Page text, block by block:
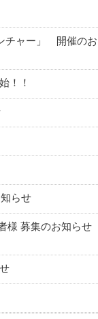
チャー」 開催のお
！！
らせ
様 募集のお知らせ